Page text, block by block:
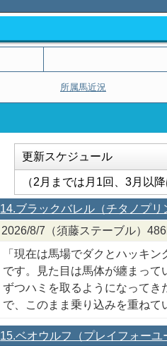
所属馬近況
更新スケジュール
（2月までは月1回、3月以降
14.ブラックバレル（チタノプ
2026/8/7（須藤ステーブル）
「現在は馬場でダクとハッキ
です。見た目は馬体が纏まっ
ずつハミを取るようになって
で、このまま乗り込みを重ねて
15.ベオウルフ（プレイフォーユ